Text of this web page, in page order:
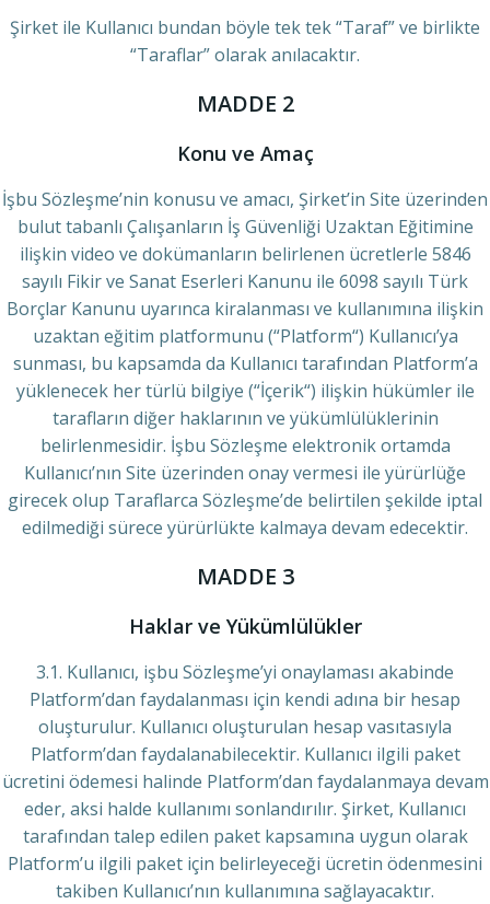
Şirket ile Kullanıcı bundan böyle tek tek “Taraf” ve birlikte
“Taraflar” olarak anılacaktır.
MADDE 2
Konu ve Amaç
İşbu Sözleşme’nin konusu ve amacı, Şirket’in Site üzerinden
bulut tabanlı Çalışanların İş Güvenliği Uzaktan Eğitimine
ilişkin video ve dokümanların belirlenen ücretlerle 5846
sayılı Fikir ve Sanat Eserleri Kanunu ile 6098 sayılı Türk
Borçlar Kanunu uyarınca kiralanması ve kullanımına ilişkin
uzaktan eğitim platformunu (“Platform“) Kullanıcı’ya
sunması, bu kapsamda da Kullanıcı tarafından Platform’a
yüklenecek her türlü bilgiye (“İçerik“) ilişkin hükümler ile
tarafların diğer haklarının ve yükümlülüklerinin
belirlenmesidir. İşbu Sözleşme elektronik ortamda
Kullanıcı’nın Site üzerinden onay vermesi ile yürürlüğe
girecek olup Taraflarca Sözleşme’de belirtilen şekilde iptal
edilmediği sürece yürürlükte kalmaya devam edecektir.
MADDE 3
Haklar ve Yükümlülükler
3.1. Kullanıcı, işbu Sözleşme’yi onaylaması akabinde
Platform’dan faydalanması için kendi adına bir hesap
oluşturulur. Kullanıcı oluşturulan hesap vasıtasıyla
Platform’dan faydalanabilecektir. Kullanıcı ilgili paket
ücretini ödemesi halinde Platform’dan faydalanmaya devam
eder, aksi halde kullanımı sonlandırılır. Şirket, Kullanıcı
tarafından talep edilen paket kapsamına uygun olarak
Platform’u ilgili paket için belirleyeceği ücretin ödenmesini
takiben Kullanıcı’nın kullanımına sağlayacaktır.